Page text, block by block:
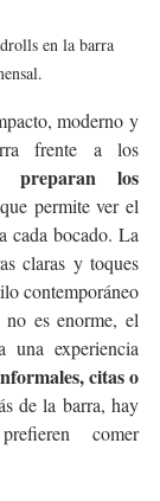
en la barra
moderno y
frente a los
preparan los
permite ver el
cada bocado. La
claras y toques
contemporáneo
es enorme, el
una experiencia
citas o
de la barra, hay
comer